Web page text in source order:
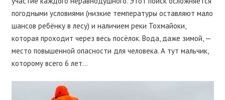
погодными условиями (низкие температуры оставляют мало
шансов ребёнку в лесу) и наличием реки Тохмайоки,
которая проходит через весь посёлок. Вода, даже зимой, —
место повышенной опасности для человека. А тут мальчик,
которому всего 6 лет…